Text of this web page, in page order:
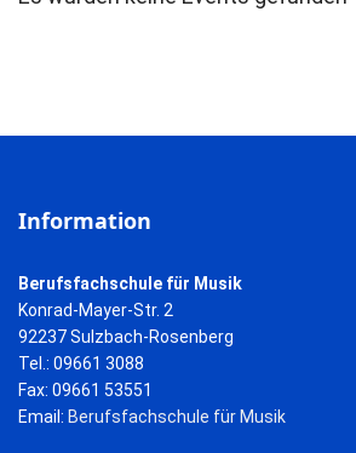
Information
Berufsfachschule für Musik
Konrad-Mayer-Str. 2
92237 Sulzbach-Rosenberg
Tel.: 09661 3088
Fax: 09661 53551
Email: Berufsfachschule für Musik